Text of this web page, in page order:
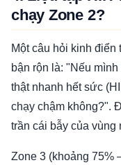
chạy Zone 2?
Một câu hỏi kinh
bận rộn là: "Nếu
thật nhanh hết sức
chạy chậm không?".
trần cái bẫy của vùng
Zone 3 (khoảng 75%